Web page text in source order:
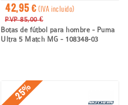
42,95 €(IVA incluido)
PVP 85,00 €
Botas de fútbol para hombre - Puma
Ultra 5 Match MG - 108348-03
-25%